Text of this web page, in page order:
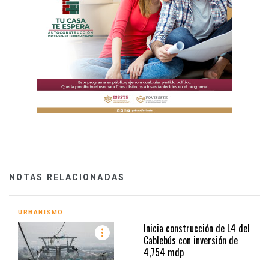
NOTAS RELACIONADAS
URBANISMO
Inicia construcción de L4 del
Cablebús con inversión de
4,754 mdp